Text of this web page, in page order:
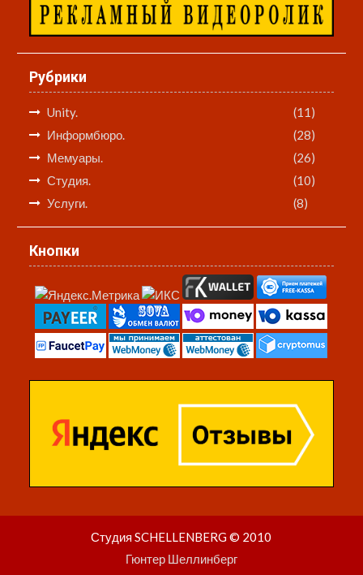
Рубрики
Unity.
(11)
Информбюро.
(28)
Мемуары.
(26)
Студия.
(10)
Услуги.
(8)
Кнопки
Студия SCHELLENBERG © 2010
Гюнтер Шеллинберг